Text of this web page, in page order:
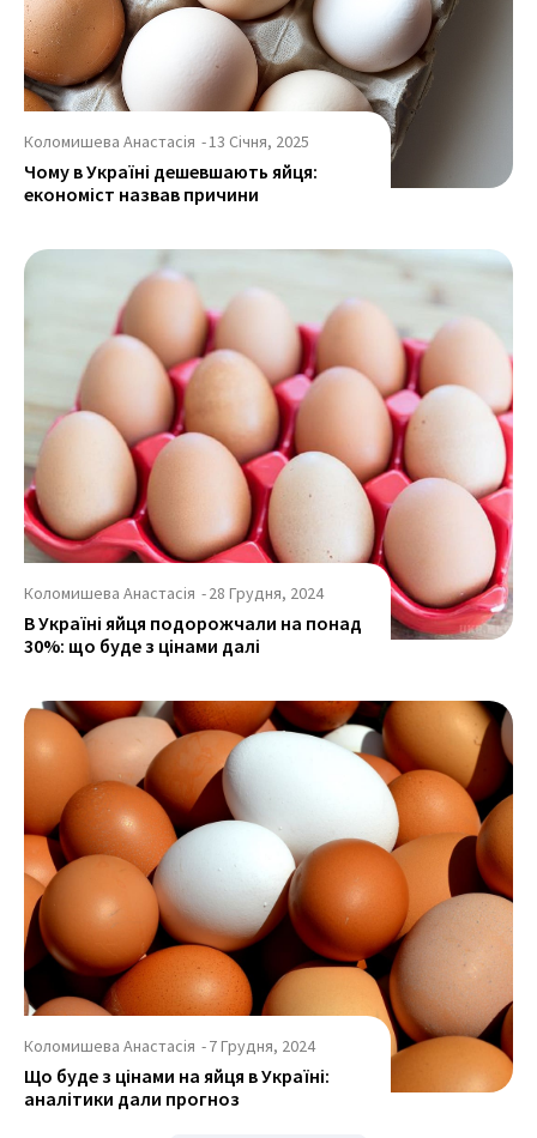
Коломишева Анастасія -13 Січня, 2025
Чому в Україні дешевшають яйця:
економіст назвав причини
Коломишева Анастасія -28 Грудня, 2024
В Україні яйця подорожчали на понад
30%: що буде з цінами далі
Коломишева Анастасія -7 Грудня, 2024
Що буде з цінами на яйця в Україні:
аналітики дали прогноз